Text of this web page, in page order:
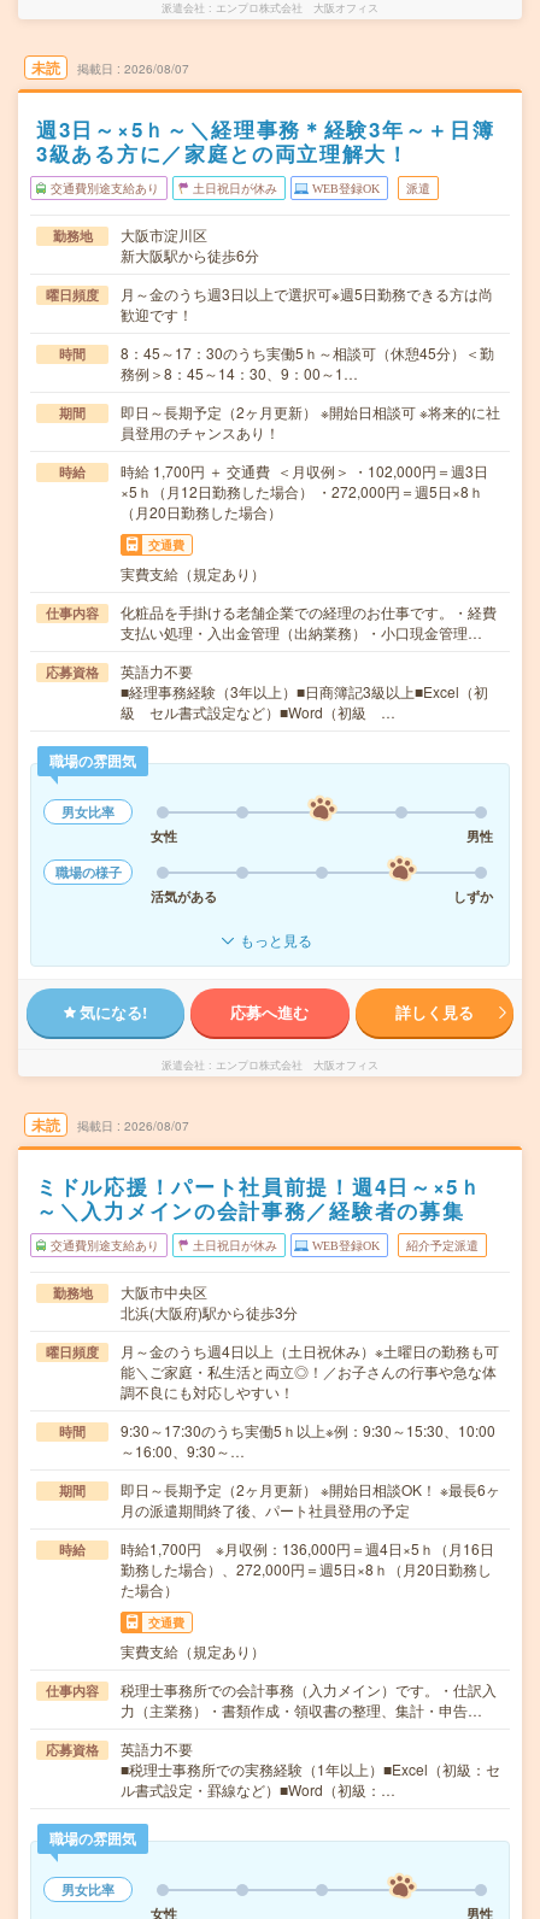
派遣会社 エンプロ株式会社 大阪オフィス
未読 掲載日 2026/08/07
週3日～×5ｈ～＼経理事務＊経験3年～＋日簿
3級ある方に／家庭との両立理解大！
交通費別途支給あり 土日祝日が休み WEB登録OK 派遣
勤務地
大阪市淀川区
新大阪駅から徒歩6分
曜日頻度
月～金のうち週3日以上で選択可※週5日勤務できる方は尚
歓迎です！
時間
8：45～17：30のうち実働5ｈ～相談可（休憩45分）＜勤
務例＞8：45～14：30、9：00～1…
期間
即日～長期予定（2ヶ月更新） ※開始日相談可 ※将来的に社
員登用のチャンスあり！
時給
時給 1,700円 ＋ 交通費 ＜月収例＞ ・102,000円＝週3日
×5ｈ（月12日勤務した場合） ・272,000円＝週5日×8ｈ
（月20日勤務した場合）
交通費
実費支給（規定あり）
仕事内容
化粧品を手掛ける老舗企業での経理のお仕事です。・経費
支払い処理・入出金管理（出納業務）・小口現金管理…
応募資格
英語力不要
■経理事務経験（3年以上）■日商簿記3級以上■Excel（初
級 セル書式設定など）■Word（初級 …
職場の雰囲気
男女比率
女性
男性
職場の様子
活気がある
しずか
もっと見る
気になる! 応募へ進む 詳しく見る
派遣会社 エンプロ株式会社 大阪オフィス
未読 掲載日 2026/08/07
ミドル応援！パート社員前提！週4日～×5ｈ
～＼入力メインの会計事務／経験者の募集
交通費別途支給あり 土日祝日が休み WEB登録OK 紹介予定派遣
勤務地
大阪市中央区
北浜(大阪府)駅から徒歩3分
曜日頻度
月～金のうち週4日以上（土日祝休み）※土曜日の勤務も可
能＼ご家庭・私生活と両立◎！／お子さんの行事や急な体
調不良にも対応しやすい！
時間
9:30～17:30のうち実働5ｈ以上※例：9:30～15:30、10:00
～16:00、9:30～…
期間
即日～長期予定（2ヶ月更新） ※開始日相談OK！ ※最長6ヶ
月の派遣期間終了後、パート社員登用の予定
時給
時給1,700円 ※月収例：136,000円＝週4日×5ｈ（月16日
勤務した場合）、272,000円＝週5日×8ｈ（月20日勤務し
た場合）
交通費
実費支給（規定あり）
仕事内容
税理士事務所での会計事務（入力メイン）です。・仕訳入
力（主業務）・書類作成・領収書の整理、集計・申告…
応募資格
英語力不要
■税理士事務所での実務経験（1年以上）■Excel（初級：セ
ル書式設定・罫線など）■Word（初級：…
職場の雰囲気
男女比率
女性
男性